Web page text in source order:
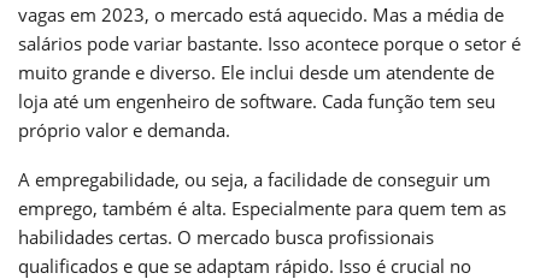
vagas em 2023, o mercado está aquecido. Mas a média de
salários pode variar bastante. Isso acontece porque o setor é
muito grande e diverso. Ele inclui desde um atendente de
loja até um engenheiro de software. Cada função tem seu
próprio valor e demanda.
A empregabilidade, ou seja, a facilidade de conseguir um
emprego, também é alta. Especialmente para quem tem as
habilidades certas. O mercado busca profissionais
qualificados e que se adaptam rápido. Isso é crucial no